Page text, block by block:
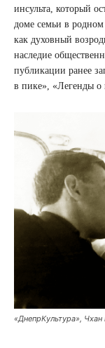
инсульта, который
доме семьи в
как духовный
наследие
публикации ранее
в пике», «Легенды о
«ДнепрКультура»,